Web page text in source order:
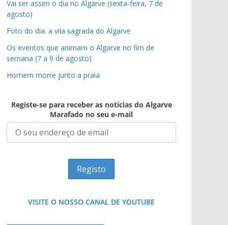
Vai ser assim o dia no Algarve (sexta-feira, 7 de
agosto)
Foto do dia: a vila sagrada do Algarve
Os eventos que animam o Algarve no fim de
semana (7 a 9 de agosto)
Homem morre junto a praia
Registe-se para receber as notícias do Algarve
Marafado no seu e-mail
VISITE O NOSSO CANAL DE YOUTUBE
Tempestades roubam areia de praias e põem
Foto do dia: uma cidade algarvia que cresceu